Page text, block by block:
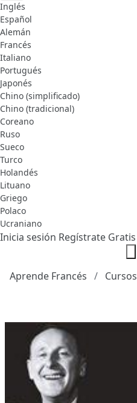
Inglés
Español
Alemán
Francés
Italiano
Portugués
Japonés
Chino (simplificado)
Chino (tradicional)
Coreano
Ruso
Sueco
Turco
Holandés
Lituano
Griego
Polaco
Ucraniano
Inicia sesión Regístrate Gratis
Aprende Francés Cursos